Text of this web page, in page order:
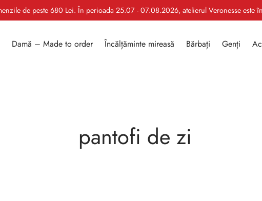
de peste 680 Lei. În perioada 25.07 - 07.08.2026, atelierul Veronesse este
Damă – Made to order Încălțăminte mireasă Bărbați Genți
pantofi de zi